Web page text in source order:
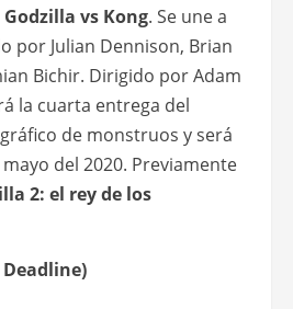
Godzilla vs Kong. Se une a
por Julian Dennison, Brian
Bichir. Dirigido por Adam
la cuarta entrega del
de monstruos y será
del 2020. Previamente
2: el rey de los